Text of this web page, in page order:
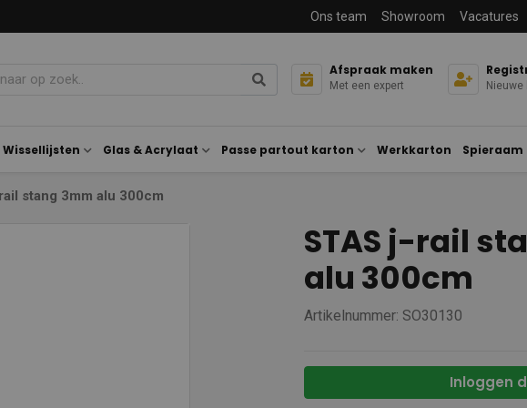
Ons team Showroom Vacatures
Afspraak maken
Met een expert Nieuwe
Wissellijsten Glas & Acrylaat Passe partout karton Werkkarton Spieraam
stang 3mm alu 300cm
STAS j-rail
alu 300cm
Artikelnummer: SO30130
Inloggen